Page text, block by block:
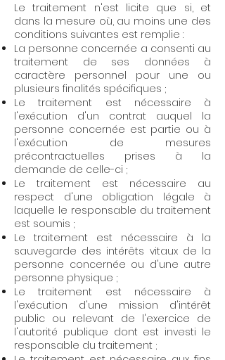
Le traitement n'est licite que si, et
dans la mesure où, au moins une des
conditions suivantes est remplie :
La personne concernée a consenti au
traitement de ses données à
caractère personnel pour une ou
plusieurs finalités spécifiques ;
Le traitement est nécessaire à
l'exécution d'un contrat auquel la
personne concernée est partie ou à
l'exécution de mesures
précontractuelles prises à la
demande de celle-ci ;
Le traitement est nécessaire au
respect d'une obligation légale à
laquelle le responsable du traitement
est soumis ;
Le traitement est nécessaire à la
sauvegarde des intérêts vitaux de la
personne concernée ou d'une autre
personne physique ;
Le traitement est nécessaire à
l'exécution d'une mission d'intérêt
public ou relevant de l'exercice de
l'autorité publique dont est investi le
responsable du traitement ;